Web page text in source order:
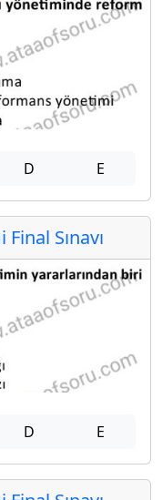
D E
Sınavı
D E